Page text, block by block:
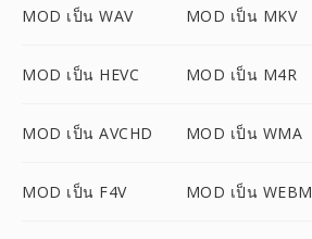
MOD เป็น WAV MOD เป็น MKV
MOD เป็น HEVC MOD เป็น M4R
MOD เป็น AVCHD MOD เป็น WMA
MOD เป็น F4V MOD เป็น WEBM